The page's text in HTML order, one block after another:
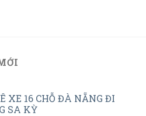
XE 16 CHỖ ĐÀ NẴNG ĐI
SA KỲ